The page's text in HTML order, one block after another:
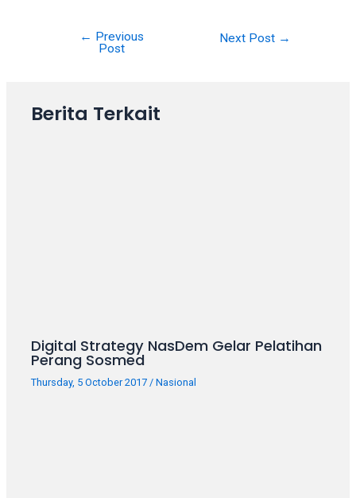
← Previous
Post
Next Post →
Berita Terkait
Digital Strategy NasDem Gelar Pelatihan
Perang Sosmed
Thursday, 5 October 2017/Nasional